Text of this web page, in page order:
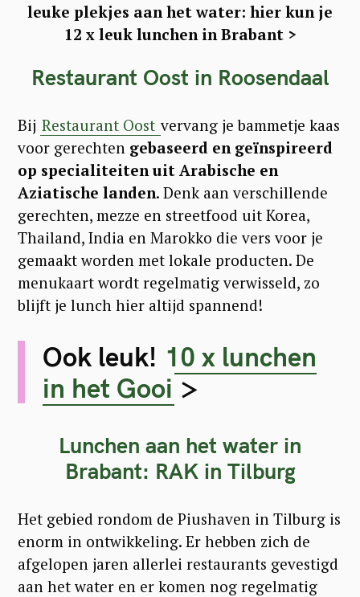
leuke plekjes aan het water: hier kun je
12 x leuk lunchen in Brabant >
Restaurant Oost in Roosendaal
Bij Restaurant Oost vervang je bammetje kaas
voor gerechten gebaseerd en geïnspireerd
op specialiteiten uit Arabische en
Aziatische landen. Denk aan verschillende
gerechten, mezze en streetfood uit Korea,
Thailand, India en Marokko die vers voor je
gemaakt worden met lokale producten. De
menukaart wordt regelmatig verwisseld, zo
blijft je lunch hier altijd spannend!
Ook leuk! 10 x lunchen
in het Gooi >
Lunchen aan het water in
Brabant: RAK in Tilburg
Het gebied rondom de Piushaven in Tilburg is
enorm in ontwikkeling. Er hebben zich de
afgelopen jaren allerlei restaurants gevestigd
aan het water en er komen nog regelmatig